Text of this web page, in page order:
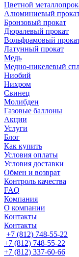
Цветной
Алюминиевый
Бронзовый прокат
Дюралевый прокат
Вольфрамовый
Латунный прокат
Медь
Медно-никелевый
Ниобий
Нихром
Свинец
Молибден
Газовые баллоны
Акции
Услуги
Блог
Как купить
Условия оплаты
Условия доставки
Обмен и возврат
Контроль качества
FAQ
Компания
О компании
Контакты
Контакты
+7 (812) 748-55-22
+7 (812) 748-55-22
+7 (812) 337-60-66